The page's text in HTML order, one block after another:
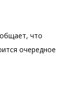
что
очередное